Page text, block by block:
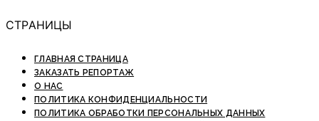
СТРАНИЦЫ
ГЛАВНАЯ СТРАНИЦА
ЗАКАЗАТЬ РЕПОРТАЖ
О НАС
ПОЛИТИКА КОНФИДЕНЦИАЛЬНОСТИ
ПОЛИТИКА ОБРАБОТКИ ПЕРСОНАЛЬНЫХ ДАННЫХ